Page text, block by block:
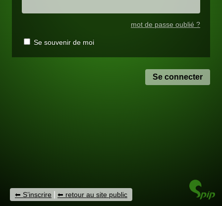
mot de passe oublié ?
Se souvenir de moi
S’inscrire retour au site public